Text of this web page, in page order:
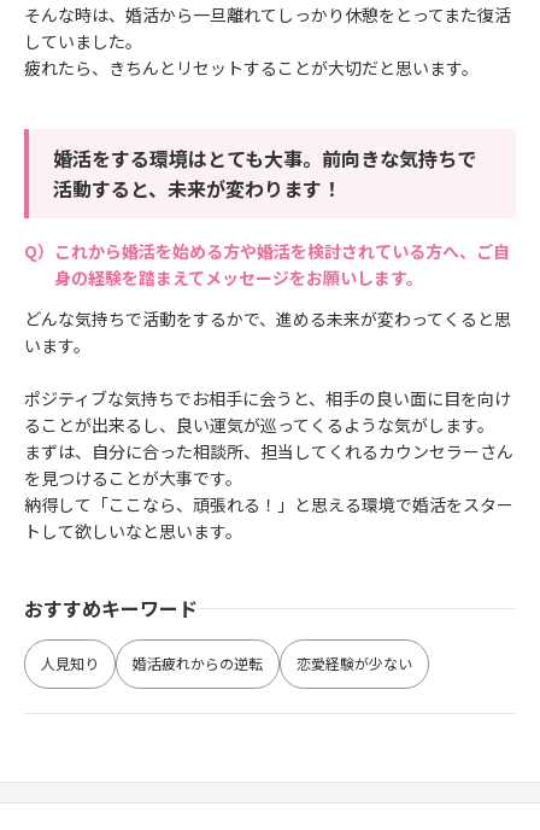
そんな時は、婚活から一旦離れてしっかり休憩をとってまた復活
していました。
疲れたら、きちんとリセットすることが大切だと思います。
婚活をする環境はとても大事。前向きな気持ちで
活動すると、未来が変わります！
これから婚活を始める方や婚活を検討されている方へ、ご自
身の経験を踏まえてメッセージをお願いします。
どんな気持ちで活動をするかで、進める未来が変わってくると思
います。
ポジティブな気持ちでお相手に会うと、相手の良い面に目を向け
ることが出来るし、良い運気が巡ってくるような気がします。
まずは、自分に合った相談所、担当してくれるカウンセラーさん
を見つけることが大事です。
納得して「ここなら、頑張れる！」と思える環境で婚活をスター
トして欲しいなと思います。
おすすめキーワード
人見知り 婚活疲れからの逆転 恋愛経験が少ない